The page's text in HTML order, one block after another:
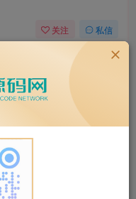
关注 私信
1246